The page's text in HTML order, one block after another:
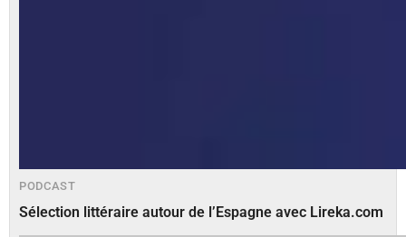
PODCAST
Sélection littéraire autour de l’Espagne avec Lireka.com